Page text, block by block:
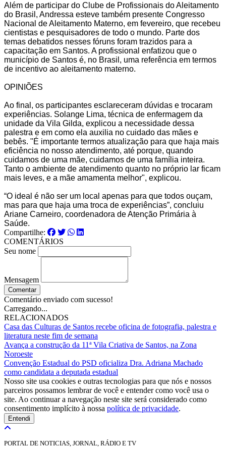
Além de participar do Clube de Profissionais do Aleitamento
do Brasil, Andressa esteve também presente Congresso
Nacional de Aleitamento Materno, em fevereiro, que recebeu
cientistas e pesquisadores de todo o mundo. Parte dos
temas debatidos nesses fóruns foram trazidos para a
capacitação em Santos. A profissional enfatizou que o
município de Santos é, no Brasil, uma referência em termos
de incentivo ao aleitamento materno.
OPINIÕES
Ao final, os participantes esclareceram dúvidas e trocaram
experiências. Solange Lima, técnica de enfermagem da
unidade da Vila Gilda, explicou a necessidade dessa
palestra e em como ela auxilia no cuidado das mães e
bebês. "É importante termos atualização para que haja mais
eficiência no nosso atendimento, até porque, quando
cuidamos de uma mãe, cuidamos de uma família inteira.
Tanto o ambiente de atendimento quanto no próprio lar ficam
mais leves, e a mãe amamenta melhor", explicou.
“O ideal é não ser um local apenas para que todos ouçam,
mas para que haja uma troca de experiências”, concluiu
Ariane Carneiro, coordenadora de Atenção Primária à
Saúde.
Compartilhe:
COMENTÁRIOS
Seu nome
Mensagem
Comentar
Comentário enviado com sucesso!
Carregando...
RELACIONADOS
Casa das Culturas de Santos recebe oficina de fotografia, palestra e
literatura neste fim de semana
Avança a construção da 11ª Vila Criativa de Santos, na Zona
Noroeste
Convenção Estadual do PSD oficializa Dra. Adriana Machado
como candidata a deputada estadual
Nosso site usa cookies e outras tecnologias para que nós e nossos
parceiros possamos lembrar de você e entender como você usa o
site. Ao continuar a navegação neste site será considerado como
consentimento implícito à nossa política de privacidade.
Entendi
PORTAL DE NOTICIAS, JORNAL, RÁDIO E TV